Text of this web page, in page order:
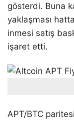
gösterdi. Buna
yaklaşması
inmesi satış
işaret etti.
APT/BTC